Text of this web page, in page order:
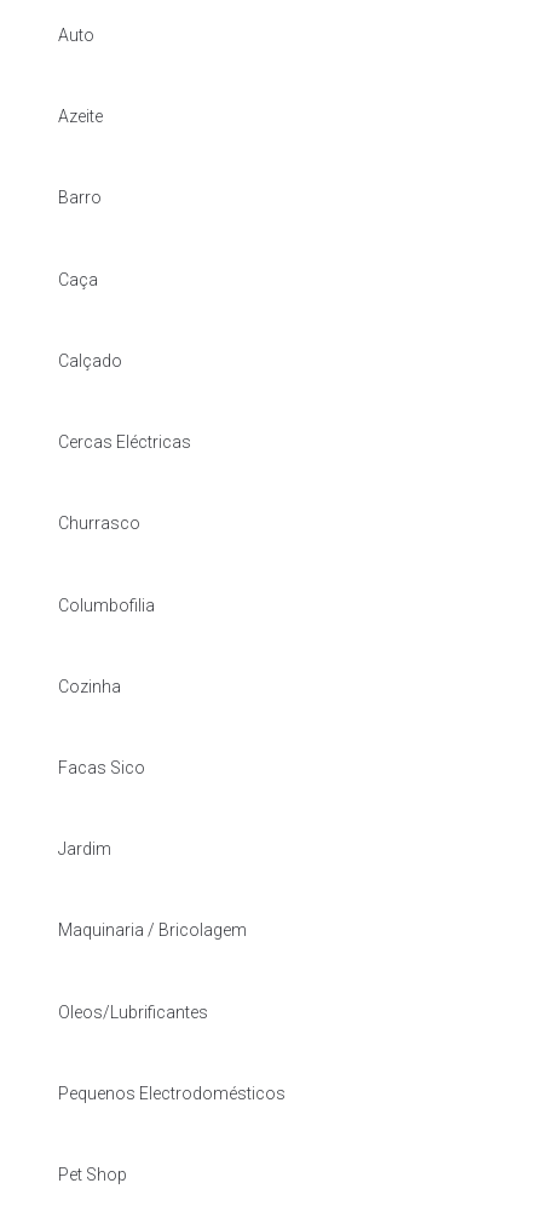
Auto
Azeite
Barro
Caça
Calçado
Cercas Eléctricas
Churrasco
Columbofilia
Cozinha
Facas Sico
Jardim
Maquinaria / Bricolagem
Oleos/Lubrificantes
Pequenos Electrodomésticos
Pet Shop